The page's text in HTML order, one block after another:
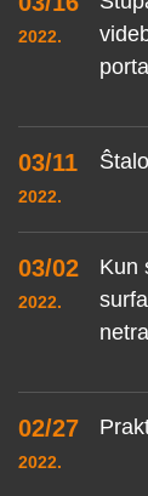
2022.
03/11
2022.
03/02
2022.
Kun
02/27
2022.